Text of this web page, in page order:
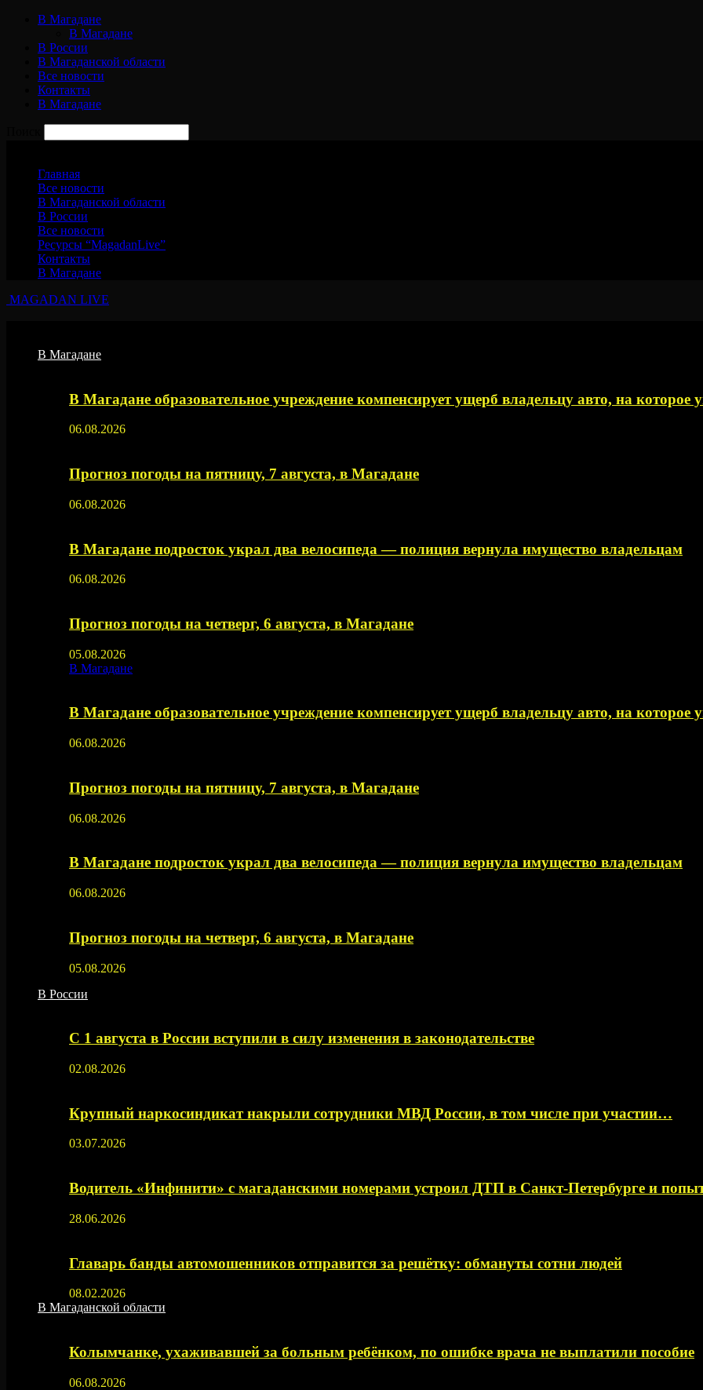
В Магадане
В Магадане
В России
В Магаданской области
Все новости
Контакты
В Магадане
Главная
Все новости
В Магаданской области
В России
Все новости
Ресурсы “MagadanLive”
Контакты
В Магадане
MAGADAN LIVE
В Магадане
В Магадане образовательное учреждение компенсирует ущерб владельцу авто, на которое
06.08.2026
Прогноз погоды на пятницу, 7 августа, в Магадане
06.08.2026
В Магадане подросток украл два велосипеда — полиция вернула имущество владельцам
06.08.2026
Прогноз погоды на четверг, 6 августа, в Магадане
05.08.2026
В Магадане
В Магадане образовательное учреждение компенсирует ущерб владельцу авто, на которое
06.08.2026
Прогноз погоды на пятницу, 7 августа, в Магадане
06.08.2026
В Магадане подросток украл два велосипеда — полиция вернула имущество владельцам
06.08.2026
Прогноз погоды на четверг, 6 августа, в Магадане
05.08.2026
В России
С 1 августа в России вступили в силу изменения в законодательстве
02.08.2026
Крупный наркосиндикат накрыли сотрудники МВД России, в том числе при участии…
03.07.2026
Водитель «Инфинити» с магаданскими номерами устроил ДТП в Санкт-Петербурге и
28.06.2026
Главарь банды автомошенников отправится за решётку: обмануты сотни людей
08.02.2026
В Магаданской области
Колымчанке, ухаживавшей за больным ребёнком, по ошибке врача не выплатили пособие
06.08.2026